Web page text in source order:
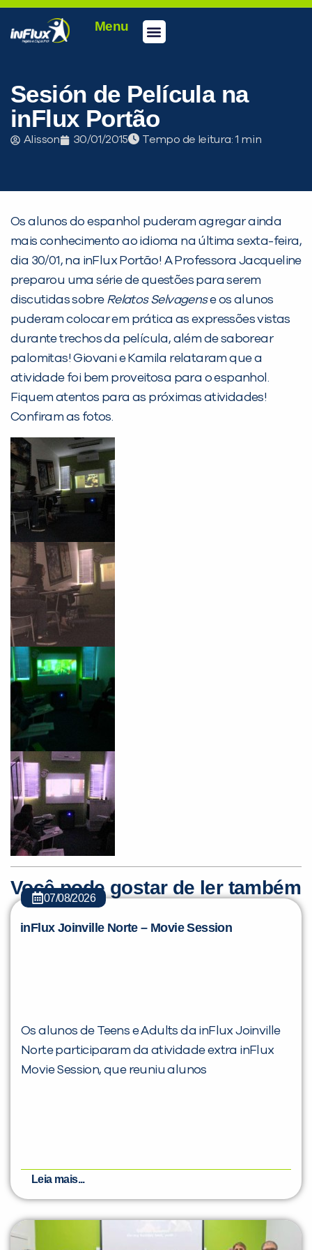
Menu
Sesión de Película na
inFlux Portão
Alisson 30/01/2015 Tempo de leitura:
Os alunos do espanhol puderam agregar ainda
mais conhecimento ao idioma na última sexta-feira,
dia 30/01, na inFlux Portão! A Professora Jacqueline
preparou uma série de questões para serem
discutidas sobre Relatos Selvagense os alunos
puderam colocar em prática as expressões vistas
durante trechos da película, além de saborear
palomitas! Giovani e Kamila relataram que a
atividade foi bem proveitosa para o espanhol.
Fiquem atentos para as próximas atividades!
Confiram as fotos.
Você pode gostar de ler também
07/08/2026
inFlux Joinville Norte – Movie Session
Os alunos de Teens e Adults da inFlux Joinville
Norte participaram da atividade extra inFlux
Movie Session, que reuniu alunos
Leia mais...
PEÇA UMA DEMONSTRAÇÃO DE MÉTODO
Desculpe!
Não encontramos nenhuma unidade
inFlux nesta cidade ou bairro que
Preencha com seus dados abaixo e
já vamos te colocar em contato
Sim